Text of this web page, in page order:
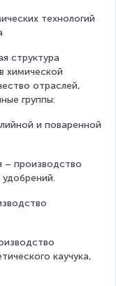
технологий
структура
химической
отраслей,
группы:
и поваренной
– производство
каучука,